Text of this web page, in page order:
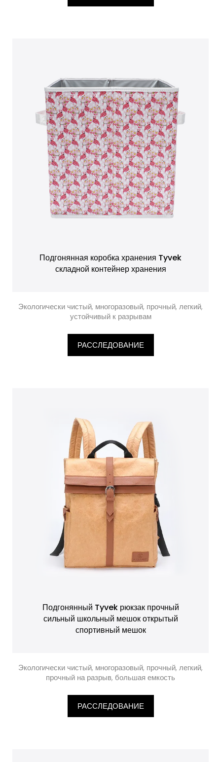
Подгонянная коробка хранения Tyvek
складной контейнер хранения
Экологически чистый, многоразовый, прочный, легкий,
устойчивый к разрывам
РАССЛЕДОВАНИЕ
Подгонянный Tyvek рюкзак прочный
сильный школьный мешок открытый
спортивный мешок
Экологически чистый, многоразовый, прочный, легкий,
прочный на разрыв, большая емкость
РАССЛЕДОВАНИЕ